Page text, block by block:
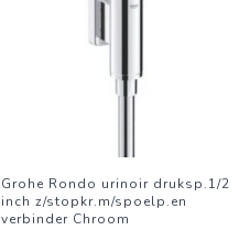
Grohe Rondo urinoir druksp.1/2
inch z/stopkr.m/spoelp.en
verbinder Chroom